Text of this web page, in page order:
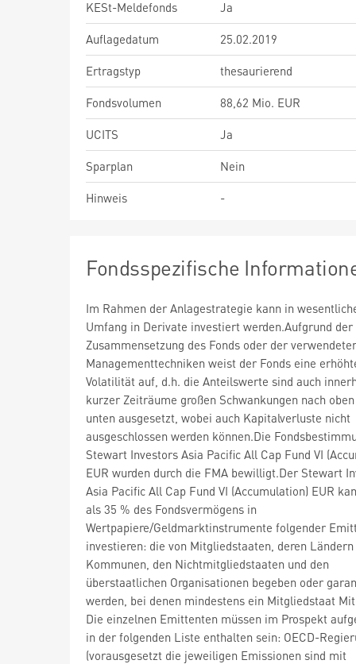
KESt-Meldefonds
Ja
Auflagedatum
25.02.2019
Ertragstyp
thesaurierend
Fondsvolumen
88,62 Mio. EUR
UCITS
Ja
Sparplan
Nein
Hinweis
-
Fondsspezifische
Im Rahmen der Anlagestrategie kann in
Umfang in Derivate investiert werden.Aufgrund der
Zusammensetzung des Fonds oder der
Managementtechniken weist der Fonds eine
Volatilität auf, d.h. die Anteilswerte sind auch
kurzer Zeiträume großen Schwankungen nach
unten ausgesetzt, wobei auch Kapitalverluste nicht
ausgeschlossen werden können.Die
Stewart Investors Asia Pacific All Cap Fund VI
EUR wurden durch die FMA bewilligt.Der Stewart
Asia Pacific All Cap Fund VI (Accumulation) EUR
als 35 % des Fondsvermögens in
Wertpapiere/Geldmarktinstrumente folgender
investieren: die von Mitgliedstaaten, deren Ländern
Kommunen, den Nichtmitgliedstaaten und den
überstaatlichen Organisationen begeben oder
werden, bei denen mindestens ein Mitgliedstaat
Die einzelnen Emittenten müssen im Prospekt
in der folgenden Liste enthalten sein: OECD-
(vorausgesetzt die jeweiligen Emissionen sind mit